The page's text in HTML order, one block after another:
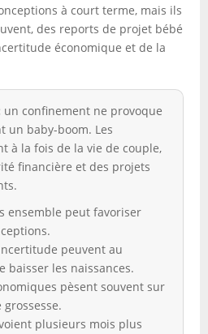
à court terme, mais ils
des reports de projet bébé
économique et de la
un confinement ne provoque
un baby-boom. Les
à la fois de la vie de couple,
financière et des projets
ensemble peut favoriser
peuvent au
baisser les naissances.
pèsent souvent sur
plusieurs mois plus